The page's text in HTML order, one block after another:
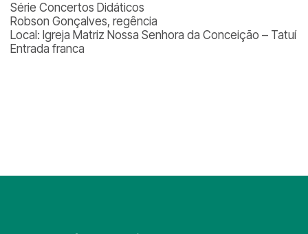
Série Concertos Didáticos
Robson Gonçalves, regência
Local: Igreja Matriz Nossa Senhora da Conceição – Tatuí
Entrada franca